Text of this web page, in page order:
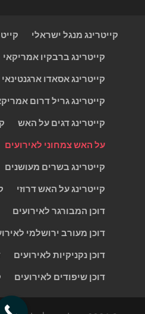
קייטרינג מנגל ישראלי
קייטרינג ברבקיו אמריקאי
קייטרינג אסאדו ארגנטינאי
קייטרינג גריל דרום
קייטרינג דגים על האש
על האש צמחוני לאירועים
קייטרינג בשרים מעושנים
קייטרינג על האש דרוזי
דוכן המבורגר לאירועים
דוכן מעורב ירושלמי
דוכן נקניקיות לאירועים
דוכן שיפודים לאירועים